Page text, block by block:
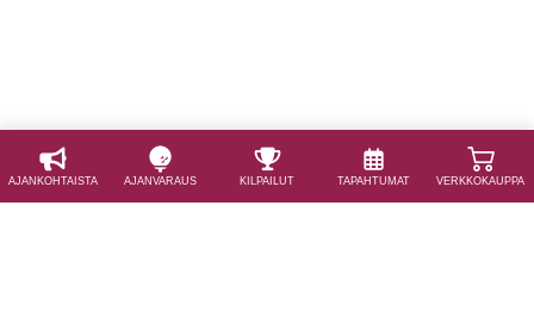
AJAN­KOHTAISTA AJAN­VARAUS KILPAILUT TAPAHTUMAT VERKKOKAUPPA